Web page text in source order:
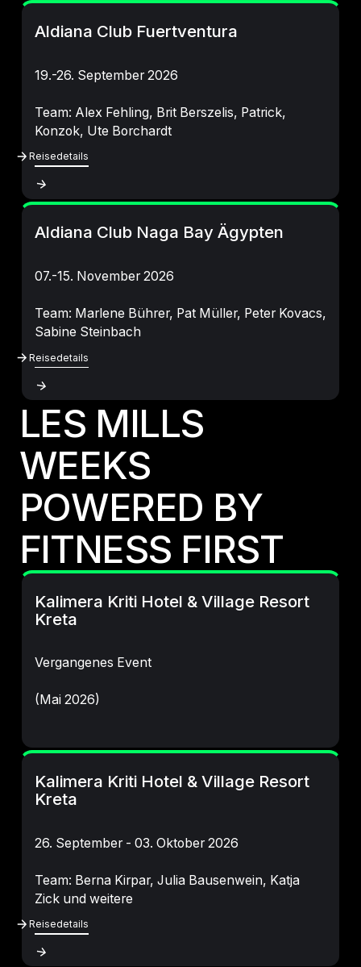
Aldiana Club Fuertventura
19.-26. September 2026
Team: Alex Fehling, Brit Berszelis, Patrick,
Konzok, Ute Borchardt
Reisedetails
Reisedetails
Aldiana Club Naga Bay Ägypten
07.-15. November 2026
Team: Marlene Bührer, Pat Müller, Peter Kovacs,
Sabine Steinbach
Reisedetails
Reisedetails
LES MILLS
WEEKS
POWERED BY
FITNESS FIRST
Kalimera Kriti Hotel & Village Resort
Kreta
Vergangenes Event
(Mai 2026)
Kalimera Kriti Hotel & Village Resort
Kreta
26. September - 03. Oktober 2026
Team: Berna Kirpar, Julia Bausenwein, Katja
Zick und weitere
Reisedetails
Reisedetails